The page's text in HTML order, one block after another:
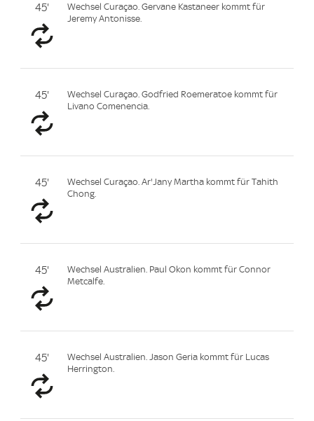
45'
Wechsel Curaçao. Gervane Kastaneer kommt für
Jeremy Antonisse.
45'
Wechsel Curaçao. Godfried Roemeratoe kommt für
Livano Comenencia.
45'
Wechsel Curaçao. Ar'Jany Martha kommt für Tahith
Chong.
45'
Wechsel Australien. Paul Okon kommt für Connor
Metcalfe.
45'
Wechsel Australien. Jason Geria kommt für Lucas
Herrington.